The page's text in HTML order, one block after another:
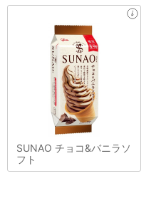
SUNAO チョコ&バニラソ
フト